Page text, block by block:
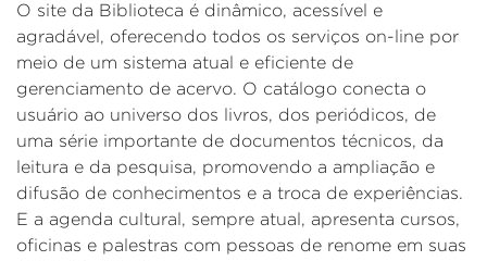
O site da Biblioteca é dinâmico, acessível e
agradável, oferecendo todos os serviços on-line por
meio de um sistema atual e eficiente de
gerenciamento de acervo. O catálogo conecta o
usuário ao universo dos livros, dos periódicos, de
uma série importante de documentos técnicos, da
leitura e da pesquisa, promovendo a ampliação e
difusão de conhecimentos e a troca de experiências.
E a agenda cultural, sempre atual, apresenta cursos,
oficinas e palestras com pessoas de renome em suas